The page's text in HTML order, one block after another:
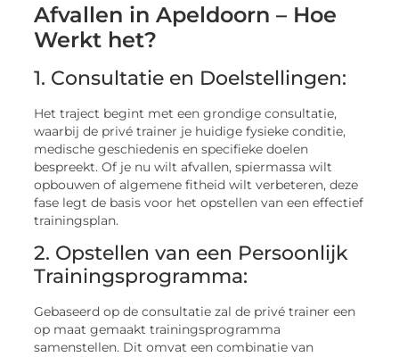
Afvallen in Apeldoorn – Hoe
Werkt het?
1. Consultatie en Doelstellingen:
Het traject begint met een grondige consultatie,
waarbij de privé trainer je huidige fysieke conditie,
medische geschiedenis en specifieke doelen
bespreekt. Of je nu wilt afvallen, spiermassa wilt
opbouwen of algemene fitheid wilt verbeteren, deze
fase legt de basis voor het opstellen van een effectief
trainingsplan.
2. Opstellen van een Persoonlijk
Trainingsprogramma:
Gebaseerd op de consultatie zal de privé trainer een
op maat gemaakt trainingsprogramma
samenstellen. Dit omvat een combinatie van